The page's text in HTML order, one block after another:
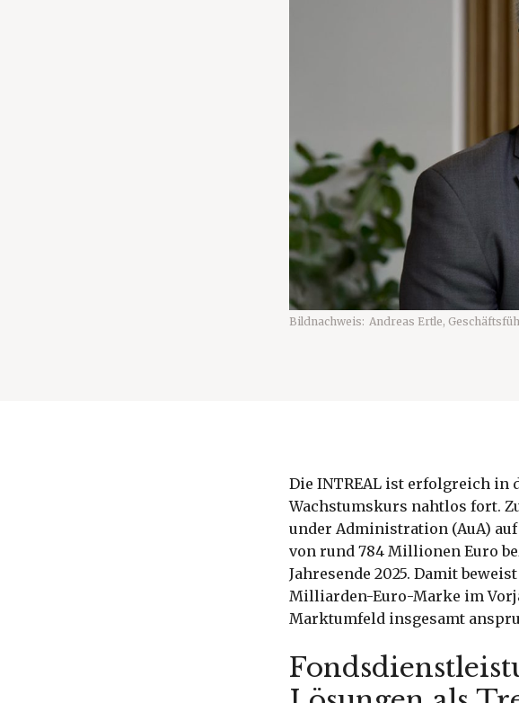
Bildnachweis: Andreas Ertle,
Die INTREAL ist erfolgreich in
Wachstumskurs nahtlos fort.
under Administration (AuA) auf
von rund 784 Millionen Euro
Jahresende 2025. Damit
Milliarden-Euro-Marke im
Marktumfeld insgesamt